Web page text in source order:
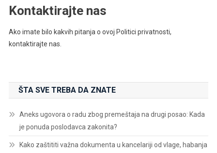
Kontaktirajte nas
Ako imate bilo kakvih pitanja o ovoj Politici privatnosti,
kontaktirajte nas.
ŠTA SVE TREBA DA ZNATE
Aneks ugovora o radu zbog premeštaja na drugi posao: Kada
je ponuda poslodavca zakonita?
Kako zaštititi važna dokumenta u kancelariji od vlage, habanja